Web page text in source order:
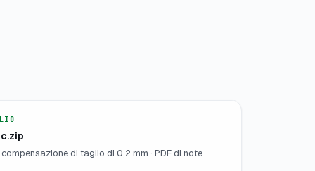
compensazione di taglio di 0,2 mm · PDF di note